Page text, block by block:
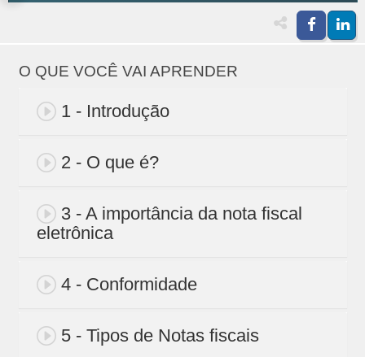
O QUE VOCÊ VAI APRENDER
1 - Introdução
2 - O que é?
3 - A importância da nota fiscal
eletrônica
4 - Conformidade
5 - Tipos de Notas fiscais